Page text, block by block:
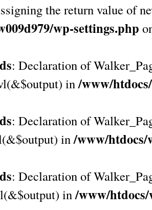
the return value of
wp-settings.php
: Declaration of
in/www/
: Declaration of
in/www/htdocs/
: Declaration of
in/www/htdocs/